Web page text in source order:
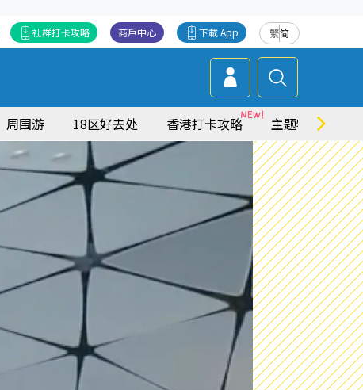
繁简
下載 App
商戶中心
社群打卡攻略
周围游 18区好去处 香港打卡攻略 主题特集